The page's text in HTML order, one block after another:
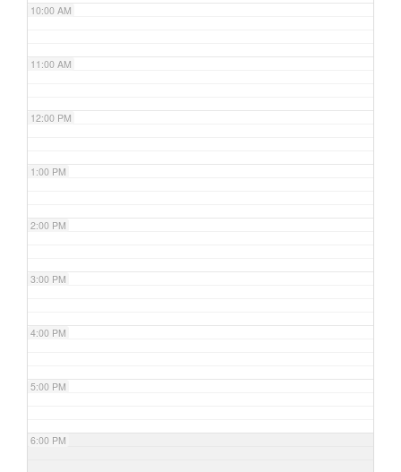
10:00 AM
11:00 AM
12:00 PM
1:00 PM
2:00 PM
3:00 PM
4:00 PM
5:00 PM
6:00 PM